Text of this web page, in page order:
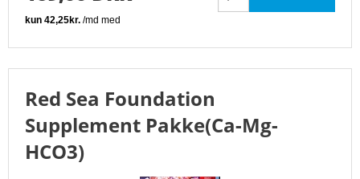
Red Sea Foundation
Supplement Pakke(Ca-Mg-
HCO3)